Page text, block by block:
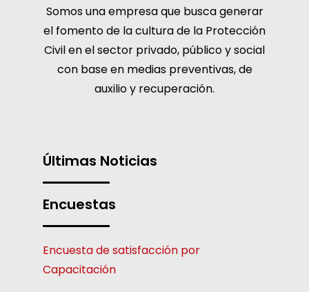
Somos una empresa que busca generar
el fomento de la cultura de la Protección
Civil en el sector privado, público y social
con base en medias preventivas, de
auxilio y recuperación.
Últimas Noticias
Encuestas
Encuesta de satisfacción por
Capacitación